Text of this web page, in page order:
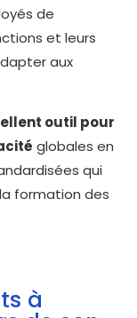
de
et leurs
aux
outil pour
globales en
qui
formation des
à